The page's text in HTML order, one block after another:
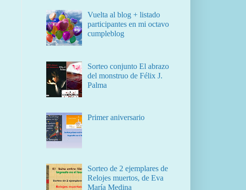
Vuelta al blog + listado
participantes en mi octavo
cumpleblog
Sorteo conjunto El abrazo
del monstruo de Félix J.
Palma
Primer aniversario
Sorteo de 2 ejemplares de
Relojes muertos, de Eva
María Medina